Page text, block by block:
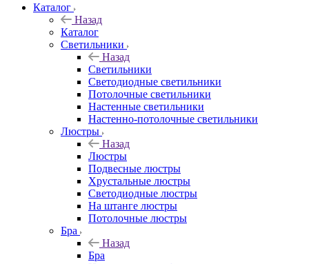
Каталог
Назад
Каталог
Светильники
Назад
Светильники
Светодиодные светильники
Потолочные светильники
Настенные светильники
Настенно-потолочные светильники
Люстры
Назад
Люстры
Подвесные люстры
Хрустальные люстры
Светодиодные люстры
На штанге люстры
Потолочные люстры
Бра
Назад
Бра